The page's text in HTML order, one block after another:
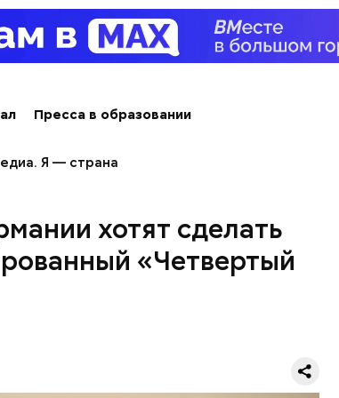
Пресса в образовании
Я — страна
хотят сделать
«Четвертый
в работе на спецслужбы